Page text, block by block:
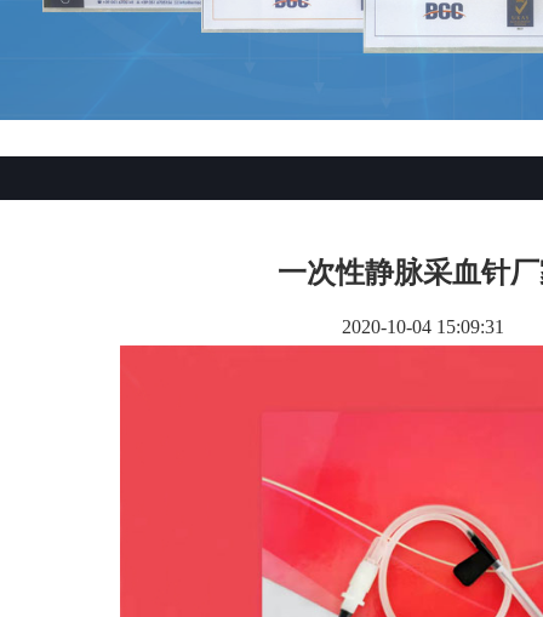
一次性静脉采血针
2020-10-04 15:09:31